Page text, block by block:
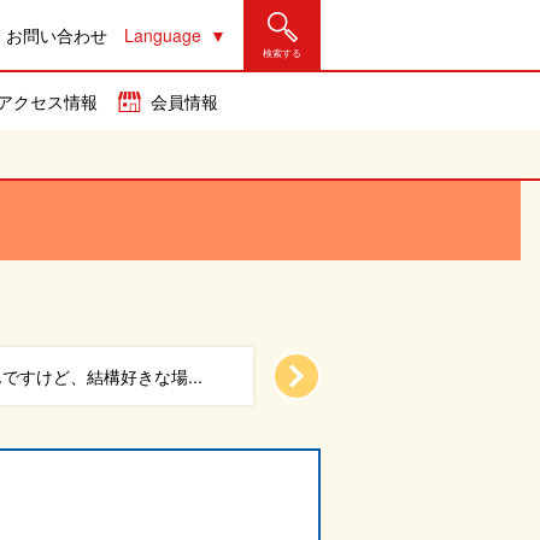
お問い合わせ Language
検索する
クセス情報 会員情報
すけど、結構好きな場...